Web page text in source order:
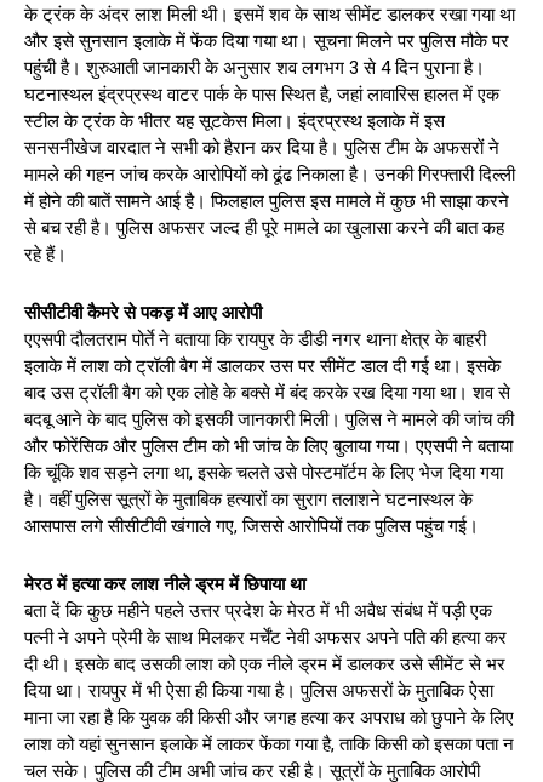
के ट्रंक के अंदर लाश मिली थी। इसमें शव के साथ सीमेंट डालकर रखा गया था
और इसे सुनसान इलाके में फेंक ​दिया गया था। सूचना मिलने पर पुलिस मौके पर
पहुंची है। शुरुआती जानकारी के अनुसार शव लगभग 3 से 4 दिन पुराना है।
घटनास्थल इंद्रप्रस्थ वाटर पार्क के पास स्थित है, जहां लावारिस हालत में एक
स्टील के ट्रंक के भीतर यह सूटकेस मिला। इंद्रप्रस्थ इलाके में इस
सनसनीखेज वारदात ने सभी को हैरान कर दिया है। पुलिस टीम के अफसरों ने
मामले की गहन जांच करके आरोपियों को ढूंढ निकाला है। उनकी गिरफ्तारी दिल्ली
में होने की बातें सामने आई है। फिलहाल पुलिस इस मामले में कुछ भी साझा करने
से बच रही है। पुलिस अफसर जल्द ही पूरे मामले का खुलासा करने की बात कह
रहे हैं।
सीसीटीवी कैमरे से पकड़ में आए आरोपी
एएसपी दौलतराम पोर्ते ने बताया कि रायपुर के डीडी नगर थाना क्षेत्र के बाहरी
इलाके में लाश को ट्रॉली बैग में डालकर उस पर सीमेंट डाल दी गई था। इसके
बाद उस ट्रॉली बैग को एक लोहे के बक्से में बंद करके रख दिया गया था। शव से
बदबू आने के बाद पुलिस को इसकी जानकारी मिली। पुलिस ने मामले की जांच की
और फोरेंसिक और पुलिस टीम को भी जांच के लिए बुलाया गया। एएसपी ने बताया
कि चूंकि शव सड़ने लगा था, इसके चलते उसे पोस्टमॉर्टम के लिए भेज दिया गया
है। वहीं पुलिस सूत्रों के मुताबिक हत्यारों का सुराग तलाशने घटनास्थल के
आसपास लगे सीसीटीवी खंगाले गए, जिससे आरोपियों तक पुलिस पहुंच गई।
मेरठ में हत्या कर लाश नीले ड्रम में छिपाया था
बता दें कि कुछ महीने पहले उत्तर प्रदेश के मेरठ में भी अवैध संबंध में पड़ी एक
पत्नी ने अपने प्रेमी के साथ मिलकर मर्चेंट नेवी अफसर अपने पति की हत्या कर
दी थी। इसके बाद उसकी लाश को एक नीले ड्रम में डालकर उसे सीमेंट से भर
दिया था। रायपुर में भी ऐसा ही किया गया है। पुलिस अफसरों के मुताबिक ऐसा
माना जा रहा है कि युवक की किसी और जगह हत्या कर अपराध को छुपाने के लिए
लाश को यहां सुनसान इलाके में लाकर फेंका गया है, ताकि किसी को इसका पता न
चल सके। पुलिस की टीम अभी जांच कर रही है। सूत्रों के मुताबिक आरोपी